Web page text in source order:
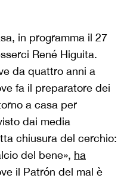
in programma il 27
René Higuita.
da quattro anni a
fa il preparatore dei
a casa per
dai media
chiusura del cerchio:
del bene», ha
il Patrón del mal è